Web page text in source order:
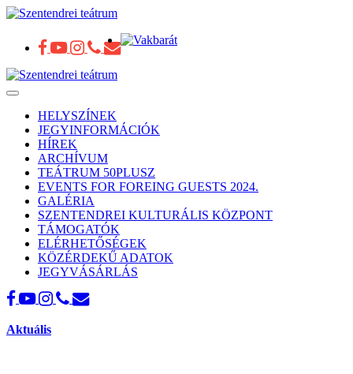
Toggle
navigationHELYSZÍNEK
JEGYINFORMÁCIÓK
HÍREK
ARCHÍVUM
TEÁTRUM 50PLUSZ
EVENTS FOR FOREING GUESTS 2024.
GALÉRIA
SZENTENDREI KULTURÁLIS KÖZPONT
TÁMOGATÓK
ELÉRHETŐSÉGEK
KÖZÉRDEKŰ ADATOK
JEGYVÁSÁRLÁS
Aktuális